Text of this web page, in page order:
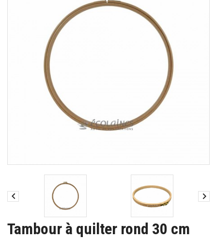
 
Tambour à quilter rond 30 cm